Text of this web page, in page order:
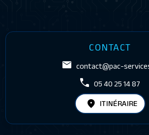
CONTACT
contact@pac-
05 40 25 14 87
ITINÉRAIRE